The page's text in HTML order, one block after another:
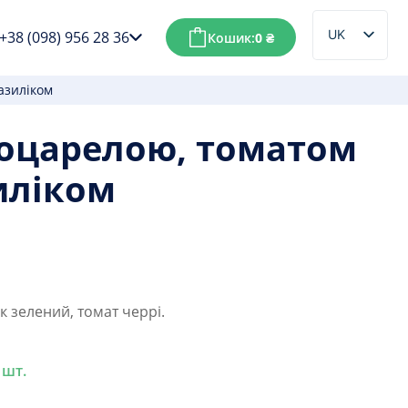
+38 (098) 956 28 36 Кошик:0₴
UK
RU
томатом
зелений, томат черрі.
шт.